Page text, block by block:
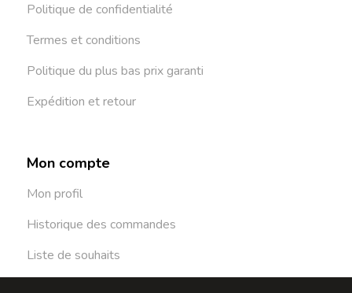
Politique de confidentialité
Termes et conditions
Politique du plus bas prix garanti
Expédition et retour
Mon compte
Mon profil
Historique des commandes
Liste de souhaits